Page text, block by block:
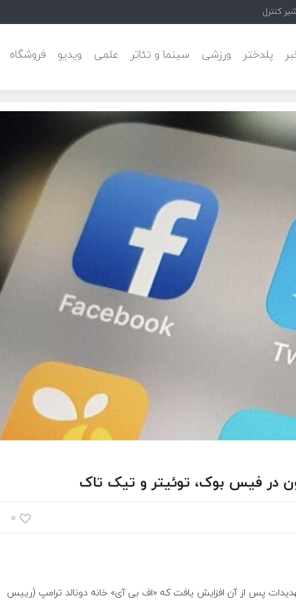
کنترلی پیشرفت
پلدختر ورزشی سینما و تئاتر علمی ویدیو فروشگاه
در فیس بوک، توئیتر و تیک تاک
۰
پس از آن افزایش یافت که «اف بی آی» خانه دونالد ترامپ (رییس